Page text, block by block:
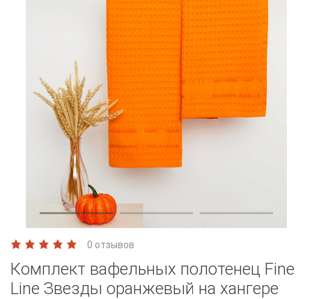
0 отзывов
Комплект вафельных полотенец Fine
Line Звезды оранжевый на хангере